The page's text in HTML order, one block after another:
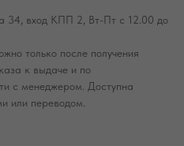
34, вход КПП 2, Вт-Пт с 12.00 до
только после получения
к выдаче и по
с менеджером. Доступна
или переводом.